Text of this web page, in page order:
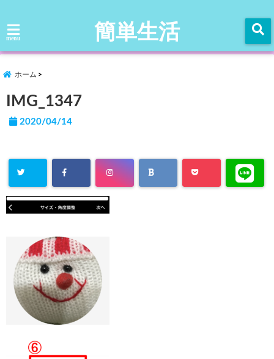
menu 簡単生活
ホーム
IMG_1347
2020/04/14